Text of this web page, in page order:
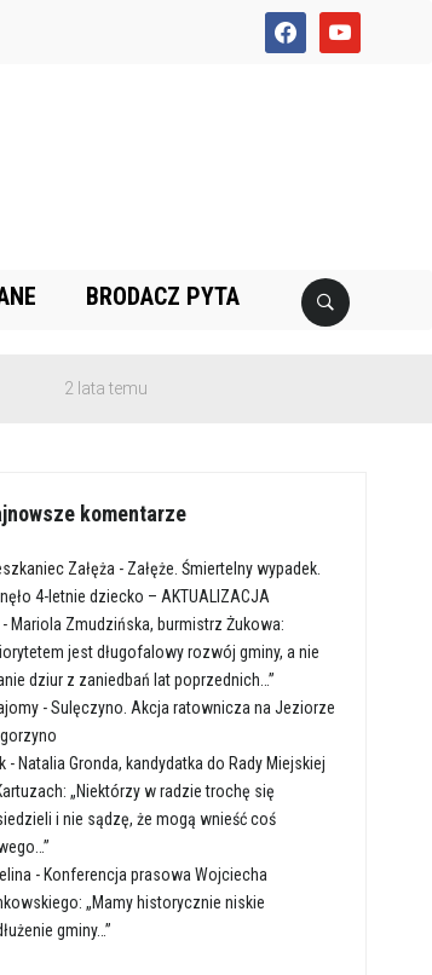
facebookyoutube
BRODACZ PYTA
komentarze
Załęża - Załęże. Śmiertelny wypadek.
4-letnie dziecko – AKTUALIZACJA
- Mariola Zmudzińska, burmistrz Żukowa:
jest długofalowy rozwój gminy, a nie
dziur z zaniedbań lat poprzednich…”
-Sulęczyno. Akcja ratownicza na Jeziorze
- Natalia Gronda, kandydatka do Rady Miejskiej
„Niektórzy w radzie trochę się
i nie sądzę, że mogą wnieść coś
- Konferencja prasowa Wojciecha
„Mamy historycznie niskie
gminy…”